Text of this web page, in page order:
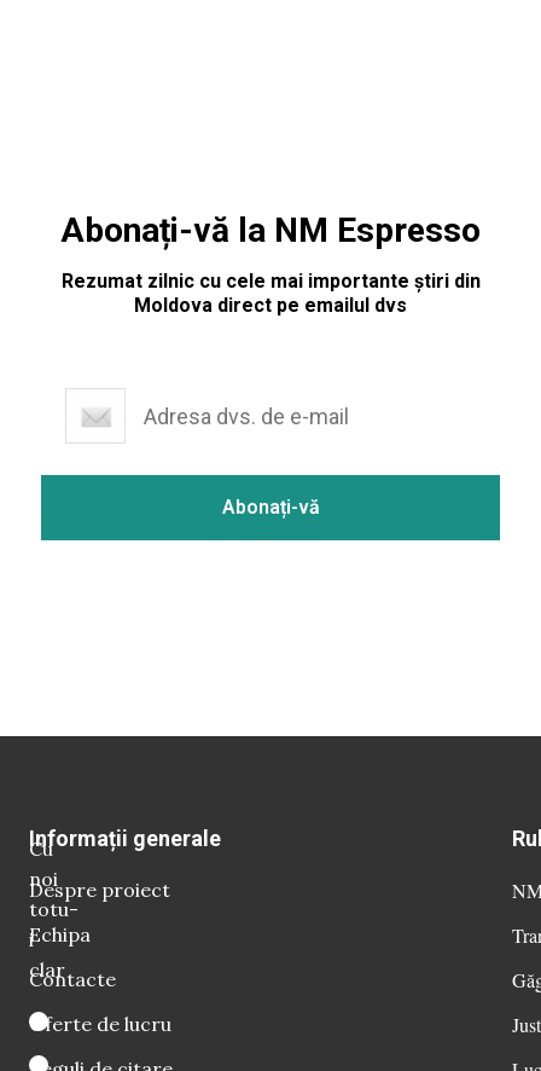
Abonați-vă la NM Espresso
Rezumat zilnic cu cele mai importante știri din
Moldova direct pe emailul dvs
Cu
noi
totu-
i
clar
Informații generale
Despre proiect
Echipa
Contacte
Oferte de lucru